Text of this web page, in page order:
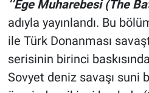
‘’Ege Muharebesi (The
adıyla yayınlandı. Bu
ile Türk Donanması
serisinin birinci
Sovyet deniz savaşı suni